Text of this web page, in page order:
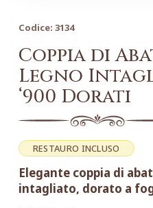
Codice: 3134
Coppia di
Legno
‘900 Dorati
RESTAURO INCLUSO
Elegante coppia di
intagliato, dorato a